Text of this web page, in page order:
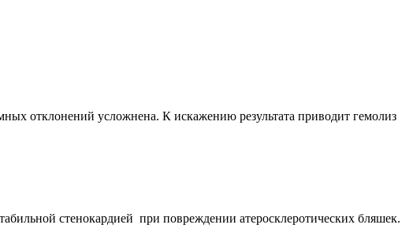
отклонений усложнена. К искажению результата приводит гемолиз
стенокардией при повреждении атеросклеротических бляшек.